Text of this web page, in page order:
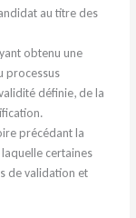
au titre des
obtenu une
processus
définie, de la
précédant la
certaines
de validation et